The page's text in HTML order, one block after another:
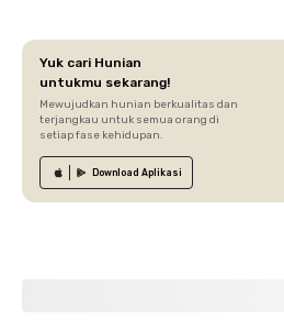
Yuk cari Hunian
untukmu sekarang!
Mewujudkan hunian berkualitas dan
terjangkau untuk semua orang di
setiap fase kehidupan.
Download Aplikasi